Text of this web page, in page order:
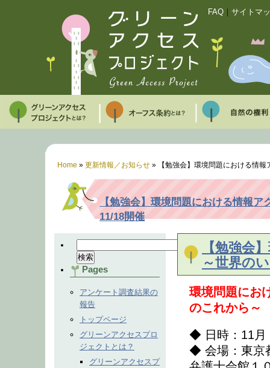
FAQ サイトマ
Home » 更新情報／お知らせ » 【勉強会】環境問題における情
【勉強会】環境問題における情報
11/18開催
Pages
アンケート調査結果の
報告
トップページ
グリーンアクセスプロ
ジェクトとは？
グリーンアクセスプ
【勉強会
～世界の
環境問題にお
のこれから～
◆ 日時：11月
◆ 会場：東京